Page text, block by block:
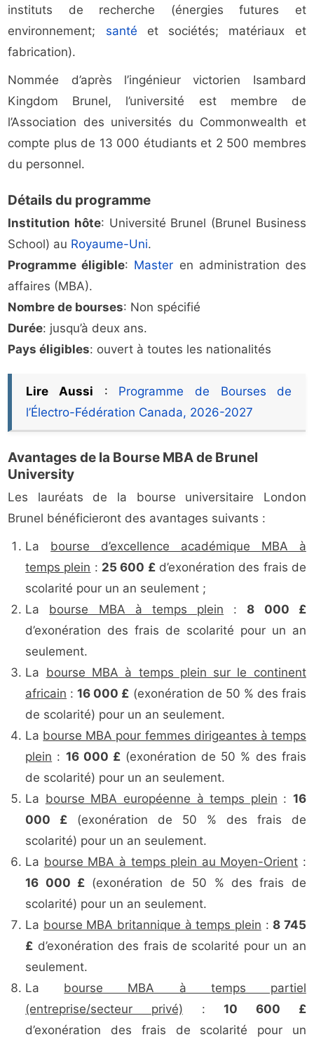
instituts de recherche (énergies futures et
environnement; santé et sociétés; matériaux et
fabrication).
Nommée d’après l’ingénieur victorien Isambard
Kingdom Brunel, l’université est membre de
l’Association des universités du Commonwealth et
compte plus de 13 000 étudiants et 2 500 membres
du personnel.
Détails du programme
Institution hôte: Université Brunel (Brunel Business
School) au Royaume-Uni.
Programme éligible: Master en administration des
affaires (MBA).
Nombre de bourses: Non spécifié
Durée: jusqu’à deux ans.
Pays éligibles: ouvert à toutes les nationalités
Lire Aussi : Programme de Bourses de
l’Électro-Fédération Canada, 2026-2027
Avantages de la Bourse MBA de Brunel
University
Les lauréats de la bourse universitaire London
Brunel bénéficieront des avantages suivants :
La bourse d’excellence académique MBA à
temps plein : 25 600 £d’exonération des frais de
scolarité pour un an seulement ;
La bourse MBA à temps plein :8 000 £
d’exonération des frais de scolarité pour un an
seulement.
La bourse MBA à temps plein sur le continent
africain :16 000 £ (exonération de 50 % des frais
de scolarité) pour un an seulement.
La bourse MBA pour femmes dirigeantes à temps
plein : 16 000 £(exonération de 50 % des frais
de scolarité) pour un an seulement.
La bourse MBA européenne à temps plein : 16
000 £ (exonération de 50 % des frais de
scolarité) pour un an seulement.
La bourse MBA à temps plein au Moyen-Orient :
16 000 £ (exonération de 50 % des frais de
scolarité) pour un an seulement.
La bourse MBA britannique à temps plein :8 745
£ d’exonération des frais de scolarité pour un an
seulement.
La bourse MBA à temps partiel
(entreprise/secteur privé) :10 600 £
d’exonération des frais de scolarité pour un